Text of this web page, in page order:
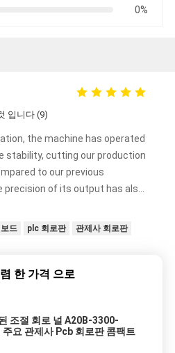
0%
입니다 (9)
the machine has operated
stability, cutting our production
to our previous
precision of its output has also
has directly boosted our
and the after-sales
드 plc 회로판 관제사 회로판
한 가격 으로
조절 회로 널 A20B-3300-
주요 관제사 Pcb 회로판 콤팩트